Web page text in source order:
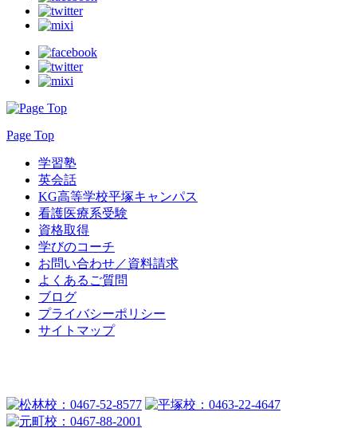
Page Top
学習塾
英会話
KG高等学校平塚キャンパス
看護医療系受験
資格取得
学びのコーチ
お問い合わせ／資料請求
よくあるご質問
ブログ
プライバシーポリシー
サイトマップ